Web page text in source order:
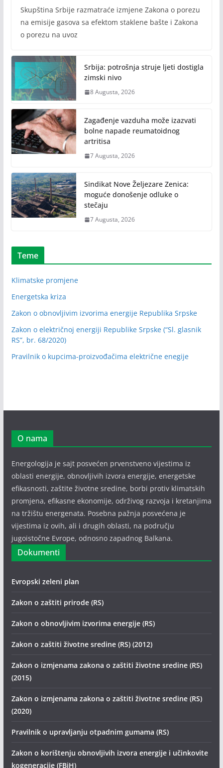
Skupština Srbije razmatraće izmjene Zakona o porezu
na emisije gasova sa efektom staklene bašte i Zakona
o porezu na uvoz
Srbija: potrošnja struje ljeti dostigla
zimski nivo
8 Augusta, 2026
Zagađenje vazduha može izazvati
bolne napade reumatoidnog
artritisa
7 Augusta, 2026
Sindikat Nove Željezare Zenica:
moguće donošenje odluke o
stečaju
7 Augusta, 2026
Teme
Klimatske promjene
Energetska kriza
Zakon o obnovljivim izvorima energije Republika Srpske
Zakon o električnoj energiji Republike Srpske (“Sl. glasnik
RS”, br. 68/2020)
Pravilnik o kupcima-proizvođačima električne enegije
O nama
Energologija je sajt posvećen prvenstveno vijestima iz
oblasti energije, obnovljivih izvora energije, energetske
efikasnosti, zaštite životne sredine, borbi protiv klimatskih
promjena, efikasne ekonomije, održivog razvoja i kretanjima
na tržištu energenata. Posebna pažnja posvećena je
vijestima iz ovih, ali i drugih oblasti, na području
jugoistočne Evrope, odnosno zapadnog Balkana.
Dokumenti
Evropski zeleni plan
Zakon o zaštiti prirode (RS)
Zakon o obnovljivim izvorima energije (RS)
Zakon o zaštiti životne sredine (RS) (2012)
Zakon o izmjenama zakona o zaštiti životne sredine (RS)
(2015)
Zakon o izmjenama zakona o zaštiti životne sredine (RS)
(2020)
Pravilnik o upravljanju otpadnim gumama (RS)
Zakon o korištenju obnovljivih izvora energije i učinkovite
kogeneracije (FBiH)